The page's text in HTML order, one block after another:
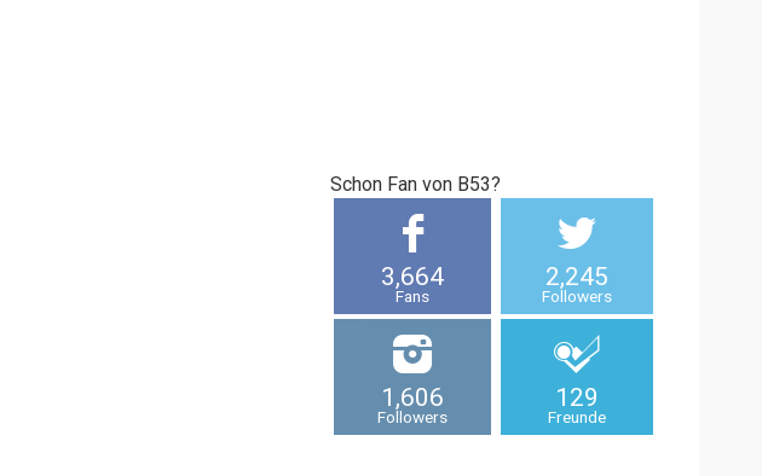
Schon Fan von B53?
3,664
Fans
2,245
Followers
1,606
Followers
129
Freunde